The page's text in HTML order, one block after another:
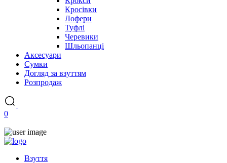
Кросівки
Лофери
Туфлі
Черевики
Шльопанці
Аксесуари
Сумки
Догляд за взуттям
Розпродаж
0
Взуття